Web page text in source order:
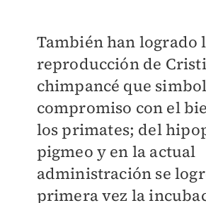
También han logrado
reproducción de
chimpancé que
compromiso con el
los primates; del
pigmeo y en la actual
administración se
primera vez la